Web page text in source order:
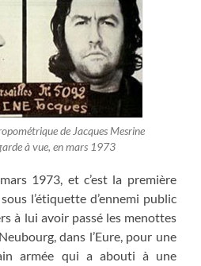
de Jacques Mesrine
à vue, en mars 1973
1973, et c’est la première
l’étiquette d’ennemi public
à lui avoir passé les menottes
dans l’Eure, pour une
armée qui a abouti à une